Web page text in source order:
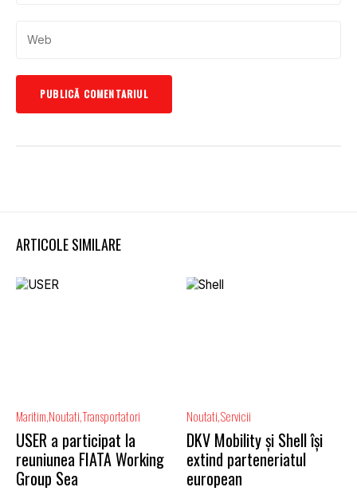
ARTICOLE SIMILARE
Maritim NoutatiTransportatori
USER a participat la
reuniunea FIATA Working
Group Sea
Noutati Servicii
DKV Mobility și Shell își
extind parteneriatul
european